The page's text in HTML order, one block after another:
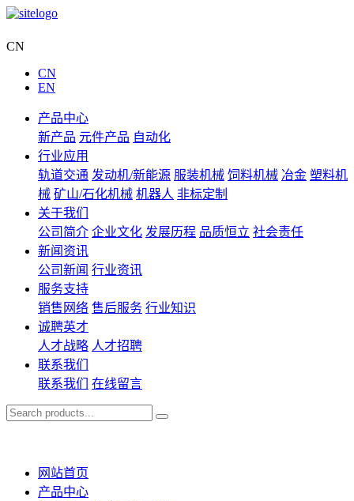
CN
CN
EN
产品中心
新产品 元件产品 自动化
行业应用
轨道交通 发动机/新能源 服装机械 饲料机械 冶金 塑料机
械 矿山/石化机械 机器人 非标定制
关于我们
公司简介 企业文化 发展历程 品质恒立 社会责任
新闻资讯
公司新闻 行业资讯
服务支持
销售网络 售后服务 行业知识
诚聘英才
人才战略 人才招聘
联系我们
联系我们
在线留言
网站首页
产品中心